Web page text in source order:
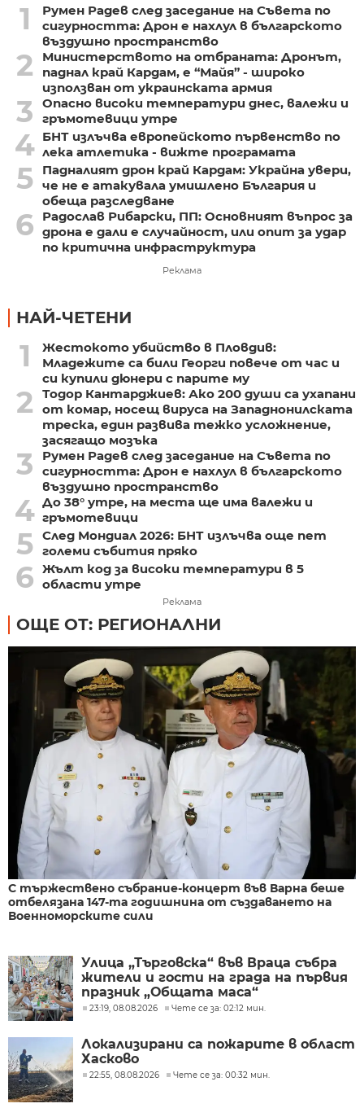
1
Румен Радев след заседание на Съвета по
сигурността: Дрон е нахлул в българското
въздушно пространство
2
Министерството на отбраната: Дронът,
паднал край Кардам, е “Майя” - широко
използван от украинската армия
3
Опасно високи температури днес, валежи и
гръмотевици утре
4 БНТ излъчва европейското първенство по
лека атлетика - вижте програмата
5
Падналият дрон край Кардам: Украйна увери,
че не е атакувала умишлено България и
обеща разследване
6
Радослав Рибарски, ПП: Основният въпрос за
дрона е дали е случайност, или опит за удар
по критична инфраструктура
Реклама
НАЙ-ЧЕТЕНИ
1
Жестокото убийство в Пловдив:
Младежите са били Георги повече от час и
си купили дюнери с парите му
2
Тодор Кантарджиев: Ако 200 души са ухапани
от комар, носещ вируса на Западнонилската
треска, един развива тежко усложнение,
засягащо мозъка
3
Румен Радев след заседание на Съвета по
сигурността: Дрон е нахлул в българското
въздушно пространство
4 До 38° утре, на места ще има валежи и
гръмотевици
5 След Мондиал 2026: БНТ излъчва още пет
големи събития пряко
6 Жълт код за високи температури в 5
области утре
Реклама
ОЩЕ ОТ: РЕГИОНАЛНИ
С тържествено събрание-концерт във Варна беше
отбелязана 147-та годишнина от създаването на
Военноморските сили
Улица „Търговска“ във Враца събра
жители и гости на града на първия
празник „Общата маса“
23:19, 08.08.2026 Чете се за: 02:12 мин.
Локализирани са пожарите в област
Хасково
22:55, 08.08.2026 Чете се за: 00:32 мин.